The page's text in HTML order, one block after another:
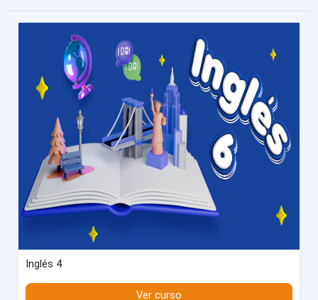
Inglés 4
Ver curso